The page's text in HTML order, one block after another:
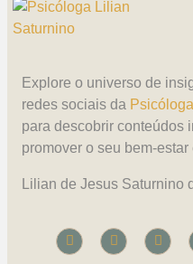
Explore o universo de
redes sociais da Psicóloga
para descobrir conteúdos
promover o seu bem-estar
Lilian de Jesus Saturnino